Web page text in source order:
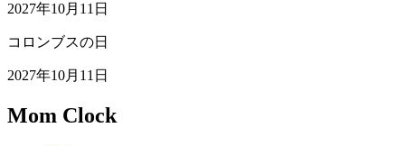
2027年10月11日
コロンブスの日
2027年10月11日
Mom Clock